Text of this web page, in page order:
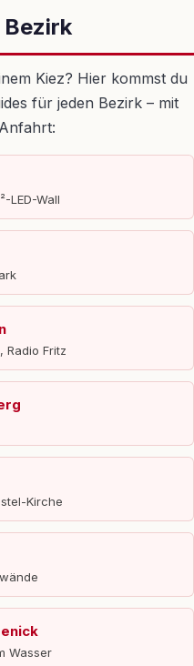
Bezirk
Kiez? Hier kommst du
für jeden Bezirk – mit
LED-Wall
Radio Fritz
Kirche
Wasser